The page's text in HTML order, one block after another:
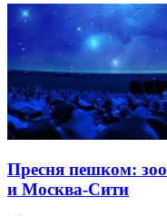
Пресня пешком:
и Москва-Сити